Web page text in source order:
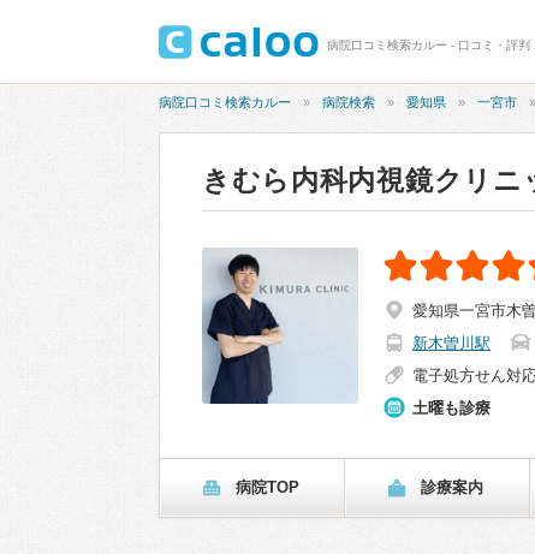
病院口コミ検索カルー - 口コミ・評
病院口コミ検索カルー 病院検索 愛知県 一宮市
きむら内科内視鏡クリニ
愛知県一宮市木
新木曽川駅
電子処方せん対
土曜も診療
病院TOP 診療案内